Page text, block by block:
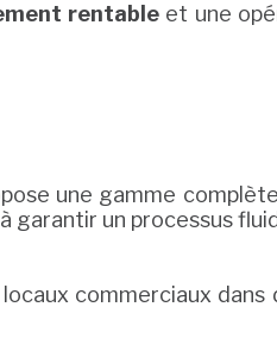
rentable et une
une gamme
garantir un processus
commerciaux dans